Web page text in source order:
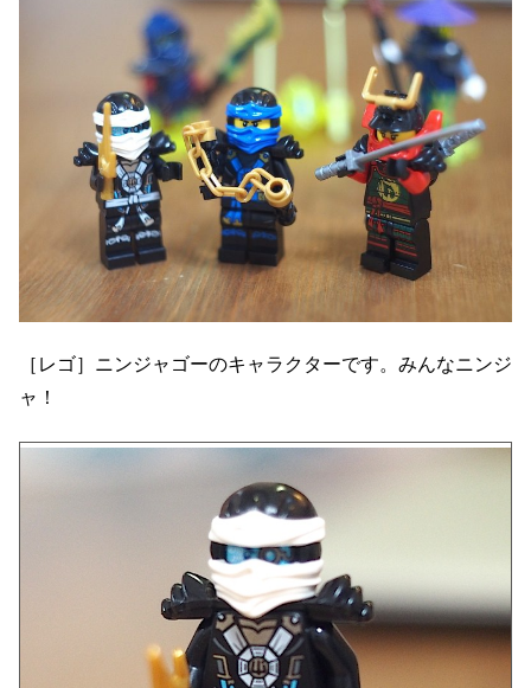
［レゴ］ニンジャゴーのキャラクターです。みんなニンジ
ャ！